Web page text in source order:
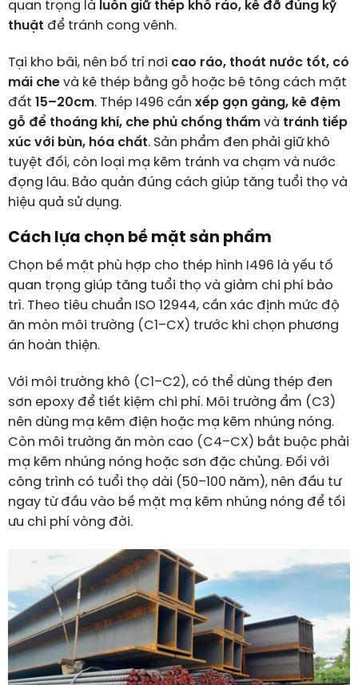
quan trọng là luôn giữ thép khô ráo, kê đỡ đúng kỹ
thuật để tránh cong vênh.
Tại kho bãi, nên bố trí nơi cao ráo, thoát nước tốt, có
mái chevà kê thép bằng gỗ hoặc bê tông cách mặt
đất 15–20cm. Thép I496 cần xếp gọn gàng, kê đệm
gỗ để thoáng khí, che phủ chống thấmvà tránh tiếp
xúc với bùn, hóa chất. Sản phẩm đen phải giữ khô
tuyệt đối, còn loại mạ kẽm tránh va chạm và nước
đọng lâu. Bảo quản đúng cách giúp tăng tuổi thọ và
hiệu quả sử dụng.
Cách lựa chọn bề mặt sản phẩm
Chọn bề mặt phù hợp cho thép hình I496 là yếu tố
quan trọng giúp tăng tuổi thọ và giảm chi phí bảo
trì. Theo tiêu chuẩn ISO 12944, cần xác định mức độ
ăn mòn môi trường (C1–CX) trước khi chọn phương
án hoàn thiện.
Với môi trường khô (C1–C2), có thể dùng thép đen
sơn epoxy để tiết kiệm chi phí. Môi trường ẩm (C3)
nên dùng mạ kẽm điện hoặc mạ kẽm nhúng nóng.
Còn môi trường ăn mòn cao (C4–CX) bắt buộc phải
mạ kẽm nhúng nóng hoặc sơn đặc chủng. Đối với
công trình có tuổi thọ dài (50–100 năm), nên đầu tư
ngay từ đầu vào bề mặt mạ kẽm nhúng nóng để tối
ưu chi phí vòng đời.